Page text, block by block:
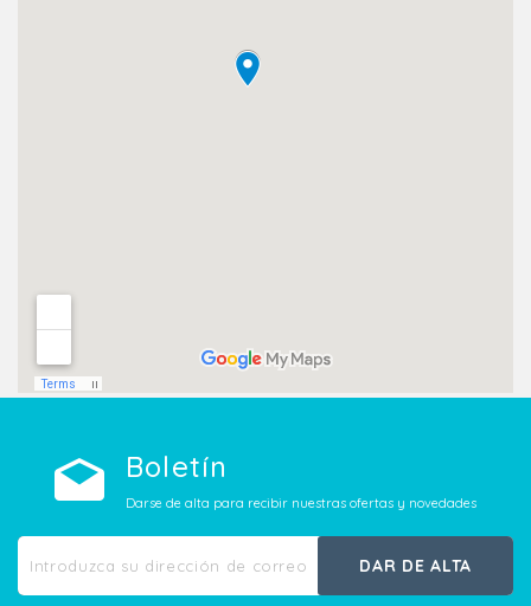
Boletín
Darse de alta para recibir nuestras ofertas y novedades
DAR DE ALTA